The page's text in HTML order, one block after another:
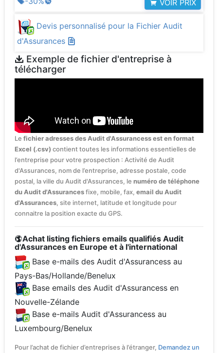
VOIR PRIX
Devis personnalisé pour la Fichier Audit
d'Assurances
Exemple de fichier d'entreprise à
télécharger
Le fichier adresses des Audit d'Assurancess est en format
Excel (.csv) contient toutes les informations essentielles de
l’entreprise pour votre prospection : Activité de Audit
d'Assurances, nom de l’entreprise, adresse postale, code
postal, la ville du Audit d'Assurances, le numéro de téléphone
du Audit d'Assurancesfixe, mobile, fax, email du Audit
d'Assurances, site internet, latitude et longitude pour
connaitre la position exacte du GPS.
Achat listing fichiers emails qualifiés Audit
d'Assurances en Europe et à l'international
Base e-mails des Audit d'Assurancess au
Pays-Bas/Hollande/Benelux
Base emails des Audit d'Assurancess en
Nouvelle-Zélande
Base e-mails Audit d'Assurancess au
Luxembourg/Benelux
Pour l’achat de fichier d’entreprises à l’étranger, Demandez un